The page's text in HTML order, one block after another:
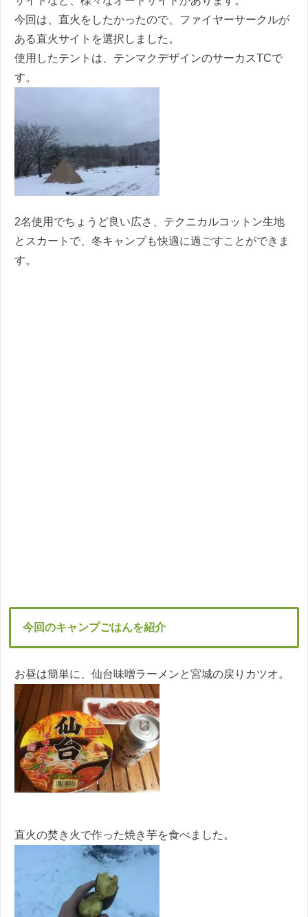
今回は、直火をしたかったので、ファイヤーサークルが
ある直火サイトを選択しました。
使用したテントは、テンマクデザインのサーカスTCで
す。
2名使用でちょうど良い広さ、テクニカルコットン生地
とスカートで、冬キャンプも快適に過ごすことができま
す。
今回のキャンプごはんを紹介
お昼は簡単に、仙台味噌ラーメンと宮城の戻りカツオ。
直火の焚き火で作った焼き芋を食べました。